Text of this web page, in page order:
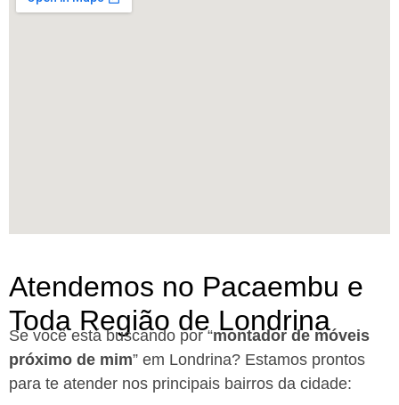
Atendemos no Pacaembu e
Toda Região de Londrina
Se você está buscando por “montador de móveis
próximo de mim” em Londrina? Estamos prontos
para te atender nos principais bairros da cidade: